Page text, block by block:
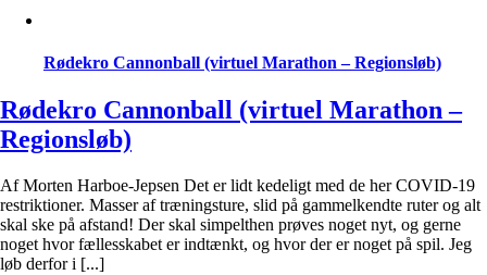
Rødekro Cannonball (virtuel Marathon – Regionsløb)
Rødekro Cannonball (virtuel Marathon –
Regionsløb)
Af Morten Harboe-Jepsen Det er lidt kedeligt med de her COVID-19
restriktioner. Masser af træningsture, slid på gammelkendte ruter og alt
skal ske på afstand! Der skal simpelthen prøves noget nyt, og gerne
noget hvor fællesskabet er indtænkt, og hvor der er noget på spil. Jeg
løb derfor i [...]